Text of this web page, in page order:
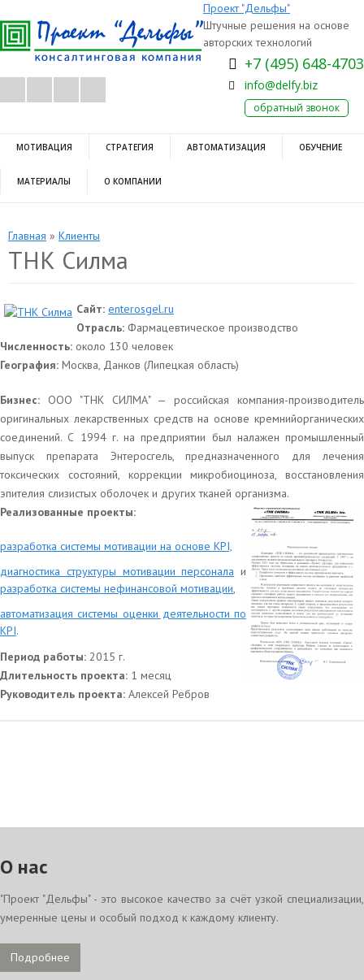
Проект "Дельфы"
Штучные решения на основе
авторских технологий
+7 (495) 648-4703
info@delfy.biz
обратный звонок
МОТИВАЦИЯ СТРАТЕГИЯ АВТОМАТИЗАЦИЯ ОБУЧЕНИЕ
МАТЕРИАЛЫ О КОМПАНИИ
Главная » Клиенты
ТНК Силма
Сайт: enterosgel.ru
Отрасль: Фармацевтическое производство
Численность: около 130 человек
География: Москва, Данков (Липецкая область)
Бизнес: ООО "ТНК СИЛМА" — российская компания-производитель
оригинальных лекарственных средств на основе кремнийорганических
соединений. С 1994 г. на предприятии был налажен промышленный
выпуск препарата Энтеросгель, предназначенного для лечения
токсических состояний, коррекции микробиоциноза, восстановления
эпителия слизистых оболочек и других тканей организма.
Реализованные проекты:
разработка системы мотивации на основе KPI,
диагностика структуры мотивации персонала и
разработка системы нефинансовой мотивации,
автоматизация системы оценки деятельности по
KPI.
Период работы: 2015 г.
Длительность проекта: 1 месяц
Руководитель проекта: Алексей Ребров
О нас
"Проект "Дельфы" - это высокое качество за счёт узкой специализации,
умеренные цены и особый подход к каждому клиенту.
Подробнее